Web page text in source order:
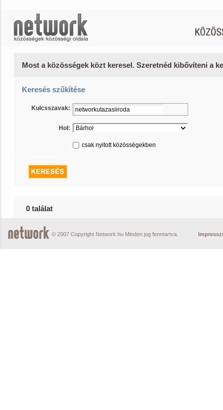
Most a közösségek közt keresel. Szeretnéd kibővíteni a
Keresés szűkítése
Kulcsszavak:
Hol:
csak nyitott közösségekben
0 találat
© 2007 Copyright Network.hu Minden jog fenntartva.